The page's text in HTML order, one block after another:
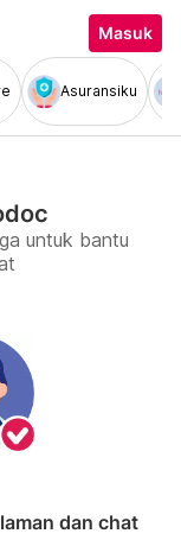
Masuk
Asuransiku
untuk bantu
dan chat